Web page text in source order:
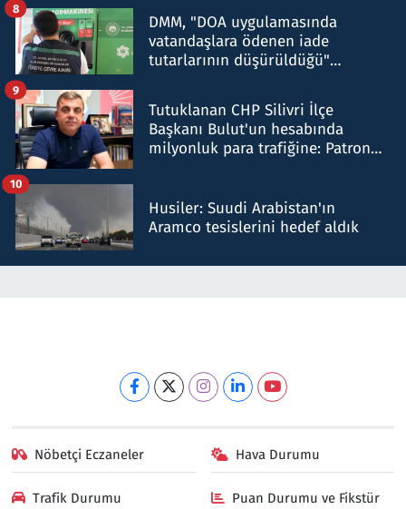
DMM, "DOA uygulamasında
vatandaşlara ödenen iade
tutarlarının düşürüldüğü"
8
Tutuklanan CHP Silivri İlçe
Başkanı Bulut'un hesabında
milyonluk para trafiğine: Patron
9
Husiler: Suudi Arabistan'ın
Aramco tesislerini hedef aldık
10
Nöbetçi Eczaneler Hava Durumu
Trafik Durumu Puan Durumu ve Fikstür